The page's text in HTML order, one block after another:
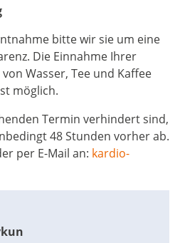
bitte wir sie um eine
Die Einnahme Ihrer
Wasser, Tee und Kaffee
möglich.
Termin verhindert sind,
48 Stunden vorher ab.
per E-Mail an: kardio-